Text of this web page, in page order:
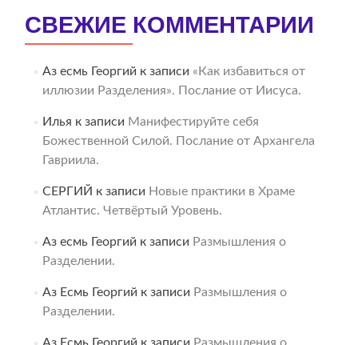
СВЕЖИЕ КОММЕНТАРИИ
Аз есмь Георгий к записи «Как избавиться от
иллюзии Разделения». Послание от Иисуса.
Илья к записи Манифестируйте себя
Божественной Силой. Послание от Архангела
Гавриила.
СЕРГИЙ к записи Новые практики в Храме
Атлантис. Четвёртый Уровень.
Аз есмь Георгий к записи Размышления о
Разделении.
Аз Есмь Георгий к записи Размышления о
Разделении.